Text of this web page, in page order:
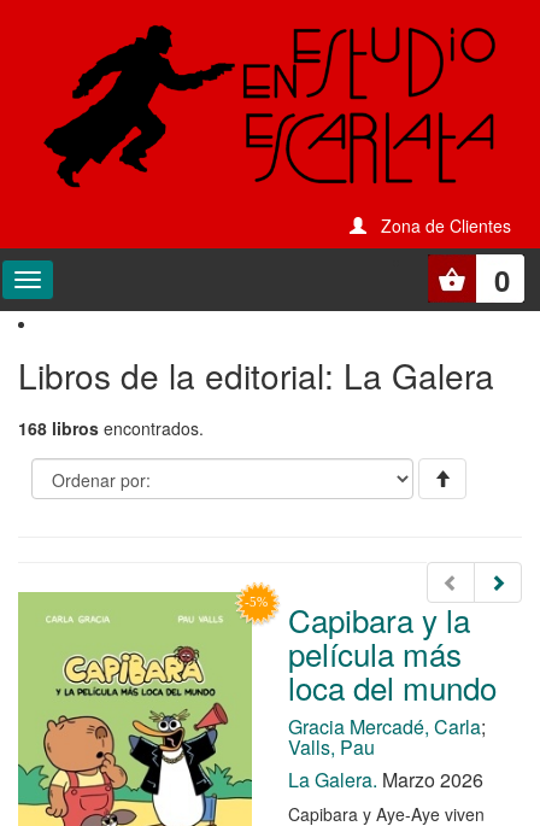
Zona de Clientes
0
Libros de la editorial: La Galera
168 libros encontrados.
Capibara y la
película más
loca del mundo
Gracia Mercadé, Carla;
Valls, Pau
La Galera. Marzo 2026
Capibara y Aye-Aye viven